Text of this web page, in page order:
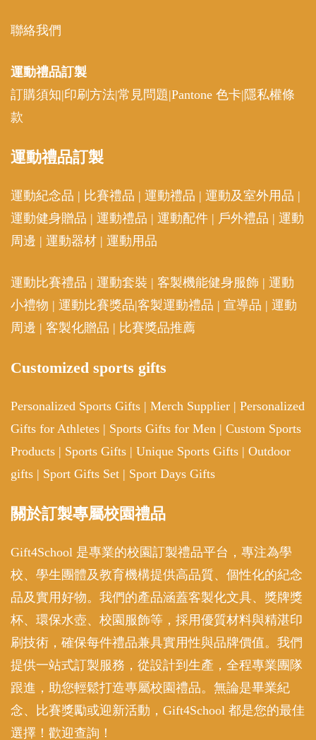
聯絡我們
運動禮品訂製
訂購須知|印刷方法|常見問題|Pantone 色卡| 隱私權條
款
運動禮品訂製
運動紀念品 | 比賽禮品 | 運動禮品 | 運動及室外用品 |
運動健身贈品 | 運動禮品 | 運動配件 | 戶外禮品 | 運動
周邊 | 運動器材 | 運動用品
運動比賽禮品 | 運動套裝 | 客製機能健身服飾 | 運動
小禮物 | 運動比賽獎品|客製運動禮品 | 宣導品 | 運動
周邊 | 客製化贈品 | 比賽獎品推薦
Customized sports gifts
Personalized Sports Gifts | Merch Supplier | Personalized
Gifts for Athletes | Sports Gifts for Men | Custom Sports
Products | Sports Gifts | Unique Sports Gifts | Outdoor
gifts | Sport Gifts Set | Sport Days Gifts
關於訂製專屬校園禮品
Gift4School 是專業的校園訂製禮品平台，專注為學
校、學生團體及教育機構提供高品質、個性化的紀念
品及實用好物。我們的產品涵蓋客製化文具、獎牌獎
杯、環保水壺、校園服飾等，採用優質材料與精湛印
刷技術，確保每件禮品兼具實用性與品牌價值。我們
提供一站式訂製服務，從設計到生產，全程專業團隊
跟進，助您輕鬆打造專屬校園禮品。無論是畢業紀
念、比賽獎勵或迎新活動，Gift4School 都是您的最佳
選擇！歡迎查詢！